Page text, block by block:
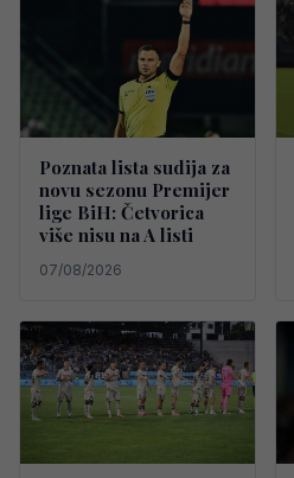
Poznata lista sudija za
novu sezonu Premijer
lige BiH: Četvorica
više nisu na A listi
07/08/2026